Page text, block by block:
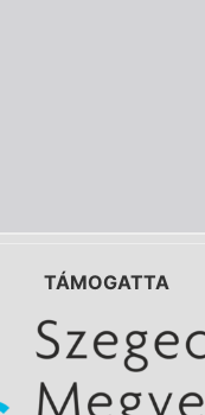
TÁMOGATTA